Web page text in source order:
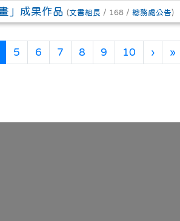
」成果作品 (文書組長 / 168 /總務處公告)
前頁次)
5 6 7 8 9 10 ›下一»